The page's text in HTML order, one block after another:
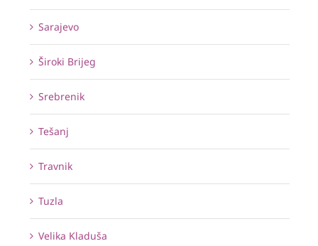
Sarajevo
Široki Brijeg
Srebrenik
Tešanj
Travnik
Tuzla
Velika Kladuša